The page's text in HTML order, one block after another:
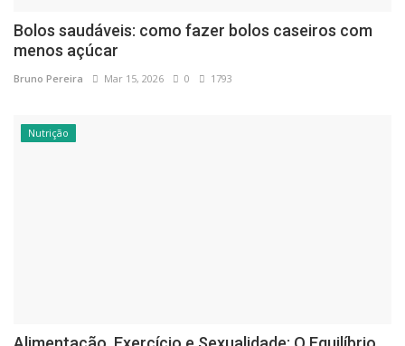
Bolos saudáveis: como fazer bolos caseiros com
menos açúcar
Bruno Pereira Mar 15, 2026 0 1793
Nutrição